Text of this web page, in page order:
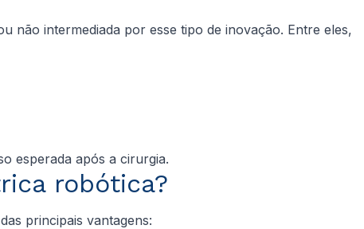
não intermediada por esse tipo de inovação. Entre eles,
esperada após a cirurgia.
robótica?
principais vantagens: